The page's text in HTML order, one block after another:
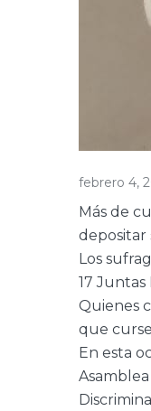
febrero 4,
Más de
depositar
Los
17 Juntas
Quienes
que
En esta